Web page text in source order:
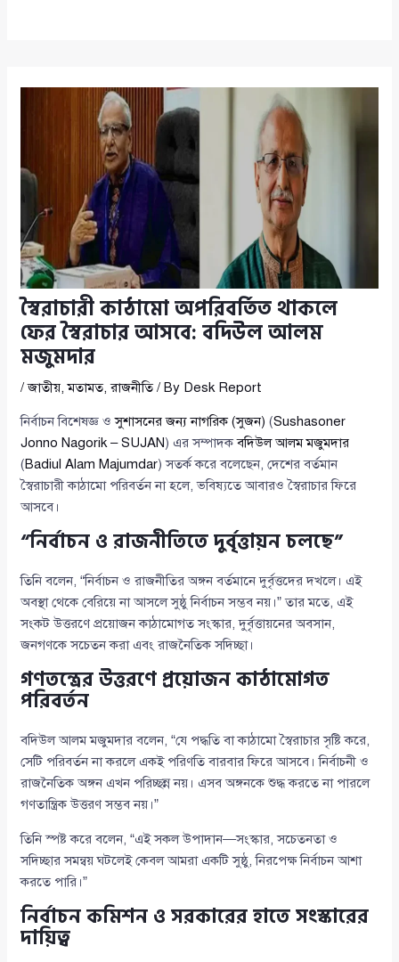
স্বৈরাচারী কাঠামো অপরিবর্তিত থাকলে
ফের স্বৈরাচার আসবে: বদিউল আলম
মজুমদার
/জাতীয়,মতামত,রাজনীতি/ By Desk Report
নির্বাচন বিশেষজ্ঞ ওসুশাসনের জন্য নাগরিক (সুজন) (Sushasoner
Jonno Nagorik – SUJAN) এর সম্পাদকবদিউল আলম মজুমদার
(Badiul Alam Majumdar) সতর্ক করে বলেছেন, দেশের বর্তমান
স্বৈরাচারী কাঠামো পরিবর্তন না হলে, ভবিষ্যতে আবারও স্বৈরাচার ফিরে
আসবে।
“নির্বাচন ও রাজনীতিতে দুর্বৃত্তায়ন চলছে”
তিনি বলেন, “নির্বাচন ও রাজনীতির অঙ্গন বর্তমানে দুর্বৃত্তদের দখলে। এই
অবস্থা থেকে বেরিয়ে না আসলে সুষ্ঠু নির্বাচন সম্ভব নয়।” তার মতে, এই
সংকট উত্তরণে প্রয়োজন কাঠামোগত সংস্কার, দুর্বৃত্তায়নের অবসান,
জনগণকে সচেতন করা এবং রাজনৈতিক সদিচ্ছা।
গণতন্ত্রের উত্তরণে প্রয়োজন কাঠামোগত
পরিবর্তন
বদিউল আলম মজুমদার বলেন, “যে পদ্ধতি বা কাঠামো স্বৈরাচার সৃষ্টি করে,
সেটি পরিবর্তন না করলে একই পরিণতি বারবার ফিরে আসবে। নির্বাচনী ও
রাজনৈতিক অঙ্গন এখন পরিচ্ছন্ন নয়। এসব অঙ্গনকে শুদ্ধ করতে না পারলে
গণতান্ত্রিক উত্তরণ সম্ভব নয়।”
তিনি স্পষ্ট করে বলেন, “এই সকল উপাদান—সংস্কার, সচেতনতা ও
সদিচ্ছার সমন্বয় ঘটলেই কেবল আমরা একটি সুষ্ঠু, নিরপেক্ষ নির্বাচন আশা
করতে পারি।”
নির্বাচন কমিশন ও সরকারের হাতে সংস্কারের
দায়িত্ব